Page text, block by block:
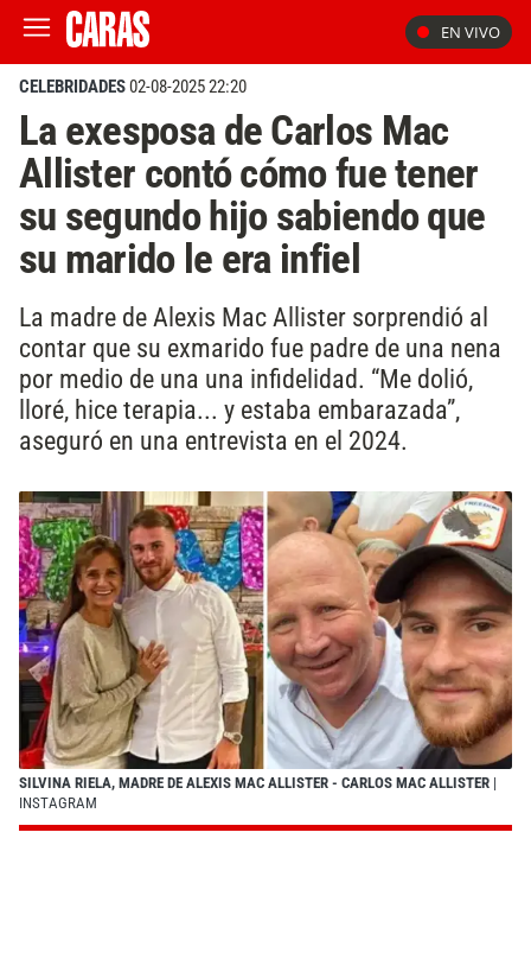
EN VIVO
CELEBRIDADES02-08-2025 22:20
La exesposa de Carlos Mac
Allister contó cómo fue tener
su segundo hijo sabiendo que
su marido le era infiel
La madre de Alexis Mac Allister sorprendió al
contar que su exmarido fue padre de una nena
por medio de una una infidelidad. “Me dolió,
lloré, hice terapia... y estaba embarazada”,
aseguró en una entrevista en el 2024.
SILVINA RIELA, MADRE DE ALEXIS MAC ALLISTER - CARLOS MAC ALLISTER |
INSTAGRAM